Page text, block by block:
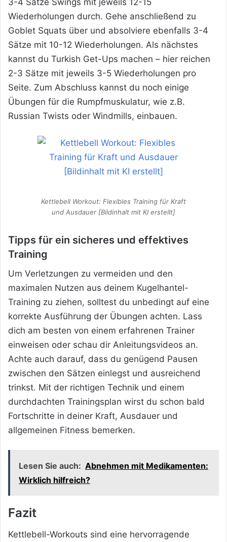
3-4 Sätze Swings mit jeweils 12-15
Wiederholungen durch. Gehe anschließend zu
Goblet Squats über und absolviere ebenfalls 3-4
Sätze mit 10-12 Wiederholungen. Als nächstes
kannst du Turkish Get-Ups machen – hier reichen
2-3 Sätze mit jeweils 3-5 Wiederholungen pro
Seite. Zum Abschluss kannst du noch einige
Übungen für die Rumpfmuskulatur, wie z.B.
Russian Twists oder Windmills, einbauen.
Kettlebell Workout: Flexibles Training für Kraft
und Ausdauer [Bildinhalt mit KI erstellt]
Tipps für ein sicheres und effektives
Training
Um Verletzungen zu vermeiden und den
maximalen Nutzen aus deinem Kugelhantel-
Training zu ziehen, solltest du unbedingt auf eine
korrekte Ausführung der Übungen achten. Lass
dich am besten von einem erfahrenen Trainer
einweisen oder schau dir Anleitungsvideos an.
Achte auch darauf, dass du genügend Pausen
zwischen den Sätzen einlegst und ausreichend
trinkst. Mit der richtigen Technik und einem
durchdachten Trainingsplan wirst du schon bald
Fortschritte in deiner Kraft, Ausdauer und
allgemeinen Fitness bemerken.
Lesen Sie auch: Abnehmen mit Medikamenten:
Wirklich hilfreich?
Fazit
Kettlebell-Workouts sind eine hervorragende